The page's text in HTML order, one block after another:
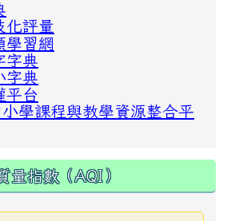
化評量
學習網
字典
字典
平台
學課程與教學資源整合平
量指數（AQI）